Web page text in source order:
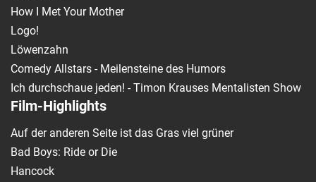
How I Met Your Mother
Logo!
Löwenzahn
Comedy Allstars - Meilensteine des Humors
Ich durchschaue jeden! - Timon Krauses Mentalisten Show
Film-Highlights
Auf der anderen Seite ist das Gras viel grüner
Bad Boys: Ride or Die
Hancock